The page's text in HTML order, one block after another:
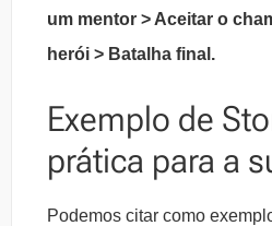
um mentor > Aceitar o
herói > Batalha final.
Exemplo de
prática para a
Podemos citar como